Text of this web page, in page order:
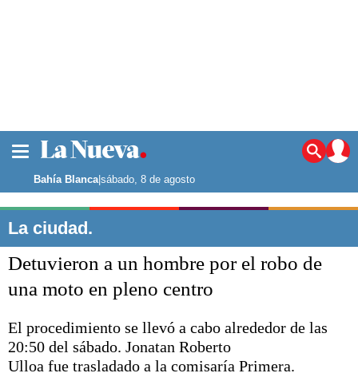
Noticias
La ciudad
Punta Alta
El mundo
Deportes
Escenario Olímpico
Liga del Sur
Básquetbol
Bahía Blanca|sábado, 8 de agosto
La ciudad.
Detuvieron a un hombre por el robo de
una moto en pleno centro
El procedimiento se llevó a cabo alrededor de las
20:50 del sábado. Jonatan Roberto
Ulloa fue trasladado a la comisaría Primera.